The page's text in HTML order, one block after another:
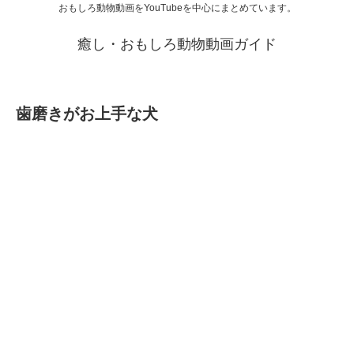
おもしろ動物動画をYouTubeを中心にまとめています。
癒し・おもしろ動物動画ガイド
歯磨きがお上手な犬